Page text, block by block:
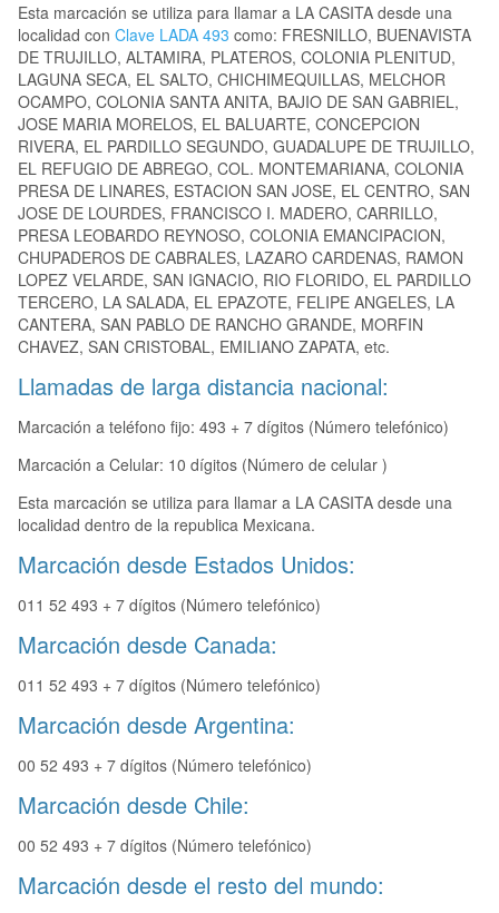
Esta marcación se utiliza para llamar a LA CASITA desde una
localidad con Clave LADA 493 como: FRESNILLO, BUENAVISTA
DE TRUJILLO, ALTAMIRA, PLATEROS, COLONIA PLENITUD,
LAGUNA SECA, EL SALTO, CHICHIMEQUILLAS, MELCHOR
OCAMPO, COLONIA SANTA ANITA, BAJIO DE SAN GABRIEL,
JOSE MARIA MORELOS, EL BALUARTE, CONCEPCION
RIVERA, EL PARDILLO SEGUNDO, GUADALUPE DE TRUJILLO,
EL REFUGIO DE ABREGO, COL. MONTEMARIANA, COLONIA
PRESA DE LINARES, ESTACION SAN JOSE, EL CENTRO, SAN
JOSE DE LOURDES, FRANCISCO I. MADERO, CARRILLO,
PRESA LEOBARDO REYNOSO, COLONIA EMANCIPACION,
CHUPADEROS DE CABRALES, LAZARO CARDENAS, RAMON
LOPEZ VELARDE, SAN IGNACIO, RIO FLORIDO, EL PARDILLO
TERCERO, LA SALADA, EL EPAZOTE, FELIPE ANGELES, LA
CANTERA, SAN PABLO DE RANCHO GRANDE, MORFIN
CHAVEZ, SAN CRISTOBAL, EMILIANO ZAPATA, etc.
Llamadas de larga distancia nacional:
Marcación a teléfono fijo: 493 + 7 dígitos (Número telefónico)
Marcación a Celular: 10 dígitos (Número de celular )
Esta marcación se utiliza para llamar a LA CASITA desde una
localidad dentro de la republica Mexicana.
Marcación desde Estados Unidos:
011 52 493 + 7 dígitos (Número telefónico)
Marcación desde Canada:
011 52 493 + 7 dígitos (Número telefónico)
Marcación desde Argentina:
00 52 493 + 7 dígitos (Número telefónico)
Marcación desde Chile:
00 52 493 + 7 dígitos (Número telefónico)
Marcación desde el resto del mundo: